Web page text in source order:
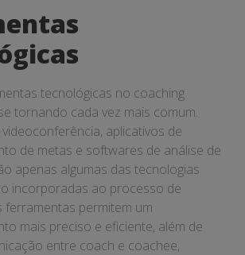
tecnológicas no coaching
tornando cada vez mais comum.
aplicativos de
de metas e softwares de análise de
apenas algumas das tecnologias
incorporadas ao processo de
ferramentas permitem um
mais preciso e eficiente, além de
entre coach e coachee,